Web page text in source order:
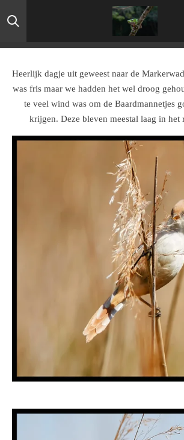
Ga
direct
hoofdinhoud
Heerlijk dagje uit geweest naar de
was fris maar we hadden het wel droog
te veel wind was om de Baardmannetjes
krijgen. Deze bleven meestal laag in het